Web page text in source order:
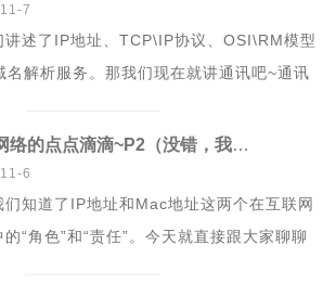
7
讲述了IP地址、TCP\IP协议、OSI\RM模型
名解析服务。那我们现在就讲通讯吧~通讯
计算机网络的点点滴滴~P2（没错，我现在update速度超快~）
6
们知道了IP地址和Mac地址这两个在互联网
的“角色”和“责任”。今天就直接跟大家聊聊
絡